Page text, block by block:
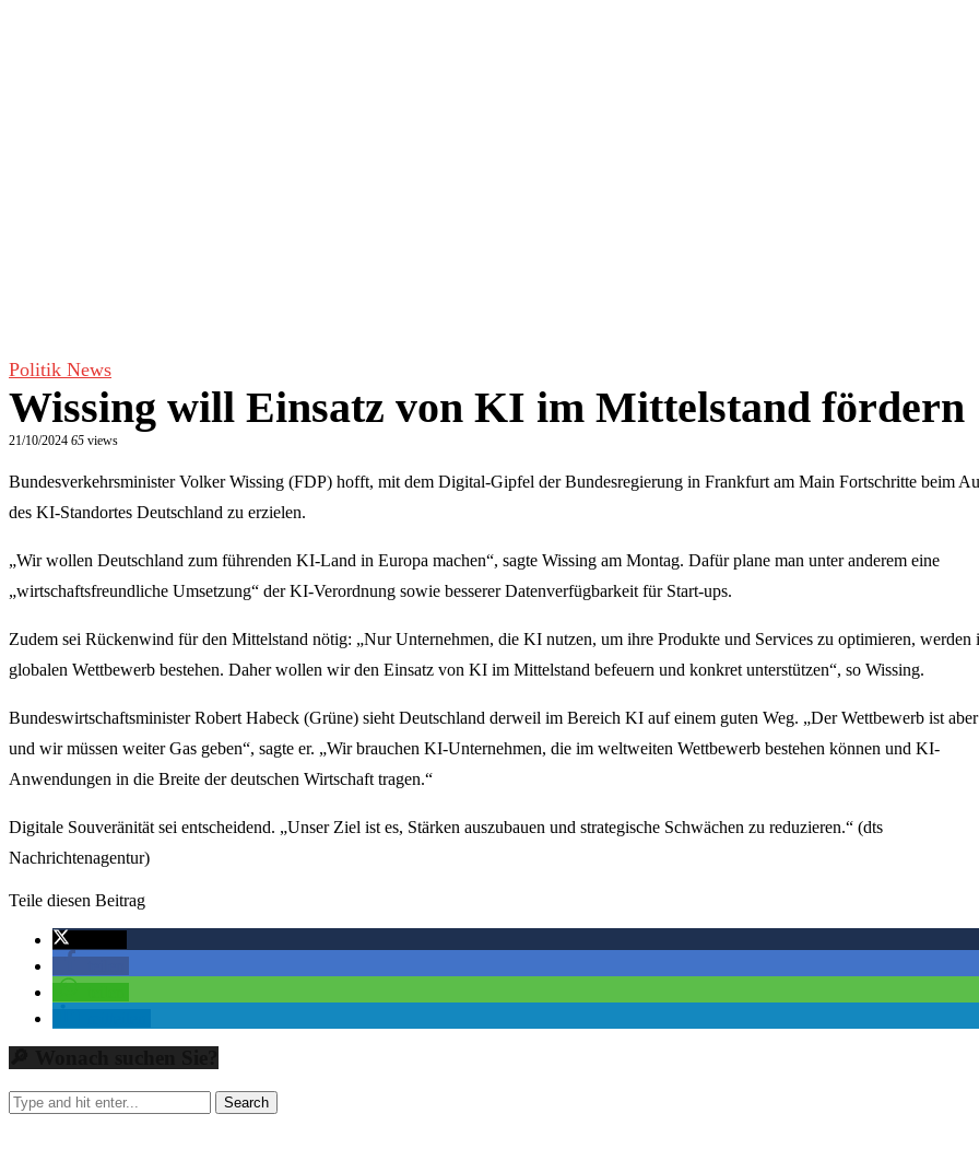
Politik News
Wissing will Einsatz von KI im Mittelstand fördern
21/10/2024 65 views
Bundesverkehrsminister Volker Wissing (FDP) hofft, mit dem Digital-Gipfel der Bundesregierung in Frankfurt am Main Fortschritte beim
des KI-Standortes Deutschland zu erzielen.
„Wir wollen Deutschland zum führenden KI-Land in Europa machen“, sagte Wissing am Montag. Dafür plane man unter anderem eine
„wirtschaftsfreundliche Umsetzung“ der KI-Verordnung sowie besserer Datenverfügbarkeit für Start-ups.
Zudem sei Rückenwind für den Mittelstand nötig: „Nur Unternehmen, die KI nutzen, um ihre Produkte und Services zu optimieren, werden
globalen Wettbewerb bestehen. Daher wollen wir den Einsatz von KI im Mittelstand befeuern und konkret unterstützen“, so Wissing.
Bundeswirtschaftsminister Robert Habeck (Grüne) sieht Deutschland derweil im Bereich KI auf einem guten Weg. „Der Wettbewerb ist
und wir müssen weiter Gas geben“, sagte er. „Wir brauchen KI-Unternehmen, die im weltweiten Wettbewerb bestehen können und KI-
Anwendungen in die Breite der deutschen Wirtschaft tragen.“
Digitale Souveränität sei entscheidend. „Unser Ziel ist es, Stärken auszubauen und strategische Schwächen zu reduzieren.“ (dts
Nachrichtenagentur)
Teile diesen Beitrag